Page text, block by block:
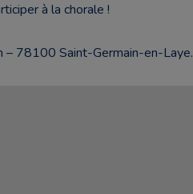
à la chorale !
– 78100 Saint-Germain-en-Laye.